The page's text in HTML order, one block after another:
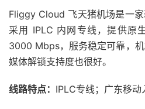
Fliggy Cloud 飞天猪机场是一家
采用 IPLC 内网专线，提供原
3000 Mbps，服务稳定可靠，
媒体解锁支持度也很好。
线路特点： IPLC专线；广东移动